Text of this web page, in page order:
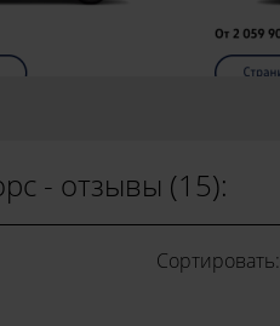
- отзывы (15):
Сортировать: